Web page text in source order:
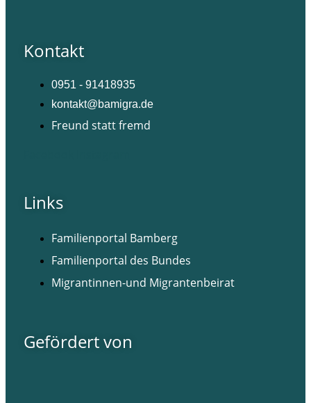
Kontakt
0951 - 91418935
kontakt@bamigra.de
Freund statt fremd
Links
Familienportal Bamberg
Familienportal des Bundes
Migrantinnen-und Migrantenbeirat
Gefördert von